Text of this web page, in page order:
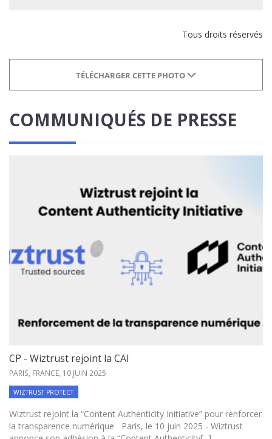
Tous droits réservés
TÉLÉCHARGER CETTE PHOTO
COMMUNIQUÉS DE PRESSE
CP - Wiztrust rejoint la CAI
PARIS, FRANCE, 10 JUIN 2025
WIZTRUST PROTECT
Wiztrust rejoint la “Content Authenticity Initiative” pour renforcer
la transparence numérique Paris, le 10 juin 2025 - Wiztrust